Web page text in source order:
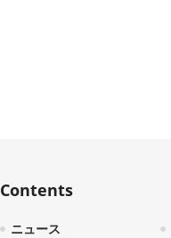
Contents
ニュース